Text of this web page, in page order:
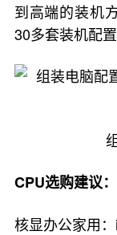
到高端的装机
30多套装机配
CPU选购建议：
核显办公家用